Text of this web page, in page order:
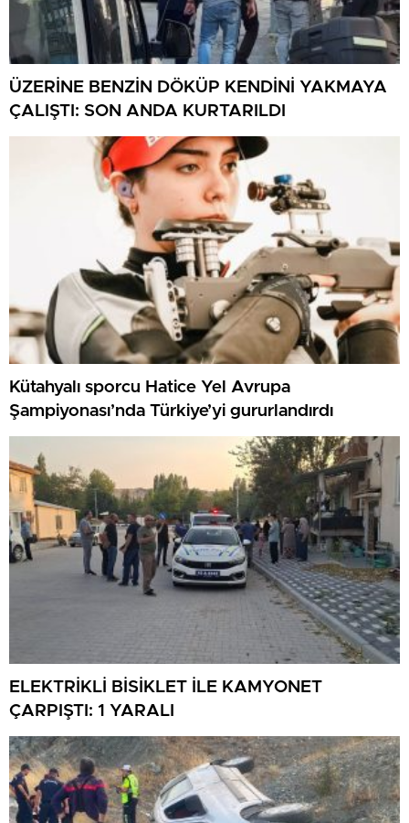
ÜZERİNE BENZİN DÖKÜP KENDİNİ YAKMAYA
ÇALIŞTI: SON ANDA KURTARILDI
Kütahyalı sporcu Hatice Yel Avrupa
Şampiyonası’nda Türkiye’yi gururlandırdı
ELEKTRİKLİ BİSİKLET İLE KAMYONET
ÇARPIŞTI: 1 YARALI